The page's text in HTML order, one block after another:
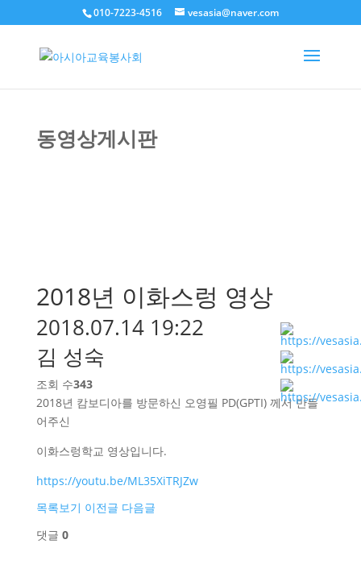
010-7223-4516 vesasia@naver.com
동영상게시판
2018년 이화스렁 영상
2018.07.14 19:22
김 성숙
조회 수343
2018년 캄보디아를 방문하신 오영필 PD(GPTI) 께서 만들
어주신
이화스렁학교 영상입니다.
https://youtu.be/ML35XiTRJZw
목록보기 이전글 다음글
댓글 0